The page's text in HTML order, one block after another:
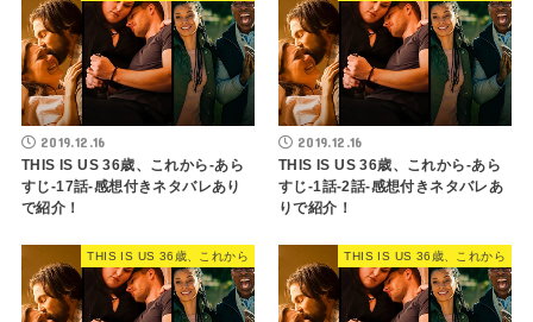
2019.12.16
THIS IS US 36歳、これから-あら
すじ-17話-感想付きネタバレあり
で紹介！
2019.12.16
THIS IS US 36歳、これから-あら
すじ-1話-2話-感想付きネタバレあ
りで紹介！
THIS IS US 36歳、これから THIS IS US 36歳、これから